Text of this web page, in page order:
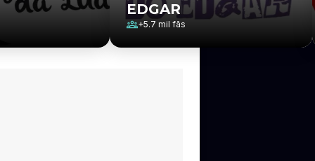
EDGAR
+5.7 mil fãs